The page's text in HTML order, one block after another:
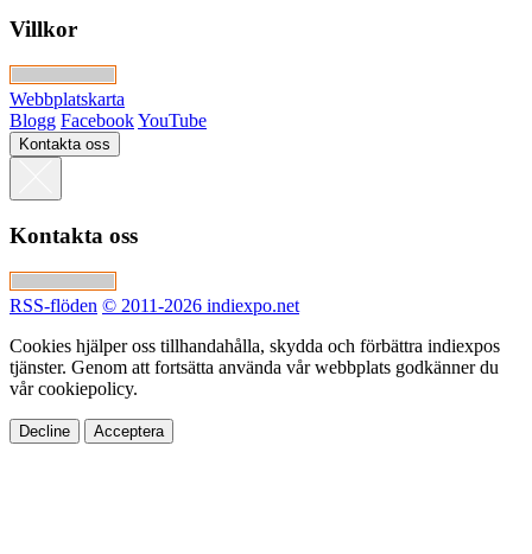
Villkor
Webbplatskarta
Blogg FacebookYouTube
Kontakta oss
Kontakta oss
RSS-flöden © 2011-2026 indiexpo.net
Cookies hjälper oss tillhandahålla, skydda och förbättra indiexpos
tjänster. Genom att fortsätta använda vår webbplats godkänner du
vår cookiepolicy.
Decline Acceptera